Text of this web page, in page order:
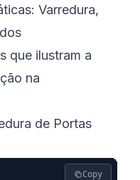
Varredura,
que ilustram a
na
de Portas
Copy